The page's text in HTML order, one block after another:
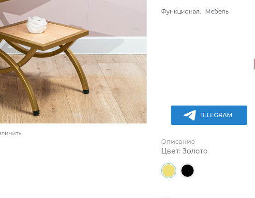
Функционал: Мебель
TELEGRAM
Описание
Цвет:Золото